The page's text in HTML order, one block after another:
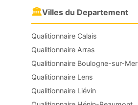
🏛Villes du Departement
Qualitionnaire Calais
Qualitionnaire Arras
Qualitionnaire Boulogne-sur-Mer
Qualitionnaire Lens
Qualitionnaire Liévin